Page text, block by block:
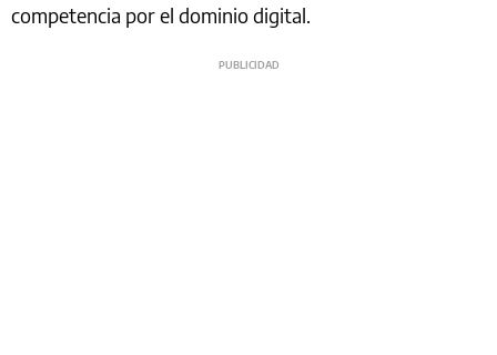
competencia por el dominio digital.